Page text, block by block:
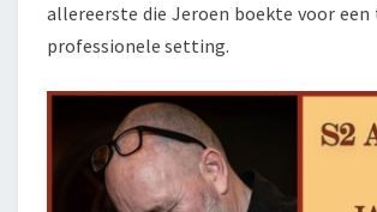
allereerste die Jeroen boekte voor
professionele setting.